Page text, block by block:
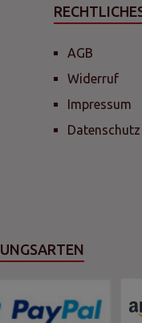
AGB
Widerruf
Impressum
Datenschutz